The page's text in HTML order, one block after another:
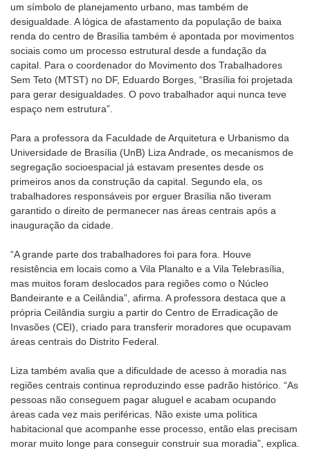
um símbolo de planejamento urbano, mas também de
desigualdade. A lógica de afastamento da população de baixa
renda do centro de Brasília também é apontada por movimentos
sociais como um processo estrutural desde a fundação da
capital. Para o coordenador do Movimento dos Trabalhadores
Sem Teto (MTST) no DF, Eduardo Borges, “Brasília foi projetada
para gerar desigualdades. O povo trabalhador aqui nunca teve
espaço nem estrutura”.
Para a professora da Faculdade de Arquitetura e Urbanismo da
Universidade de Brasília (UnB) Liza Andrade, os mecanismos de
segregação socioespacial já estavam presentes desde os
primeiros anos da construção da capital. Segundo ela, os
trabalhadores responsáveis por erguer Brasília não tiveram
garantido o direito de permanecer nas áreas centrais após a
inauguração da cidade.
“A grande parte dos trabalhadores foi para fora. Houve
resistência em locais como a Vila Planalto e a Vila Telebrasília,
mas muitos foram deslocados para regiões como o Núcleo
Bandeirante e a Ceilândia”, afirma. A professora destaca que a
própria Ceilândia surgiu a partir do Centro de Erradicação de
Invasões (CEI), criado para transferir moradores que ocupavam
áreas centrais do Distrito Federal.
Liza também avalia que a dificuldade de acesso à moradia nas
regiões centrais continua reproduzindo esse padrão histórico. “As
pessoas não conseguem pagar aluguel e acabam ocupando
áreas cada vez mais periféricas. Não existe uma política
habitacional que acompanhe esse processo, então elas precisam
morar muito longe para conseguir construir sua moradia”, explica.